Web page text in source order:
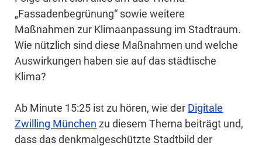
„Fassadenbegrünung“ sowie weitere
Maßnahmen zur Klimaanpassung im Stadtraum.
Wie nützlich sind diese Maßnahmen und welche
Auswirkungen haben sie auf das städtische
Klima?
Ab Minute 15:25 ist zu hören, wie der Digitale
Zwilling München zu diesem Thema beiträgt und,
dass das denkmalgeschützte Stadtbild der